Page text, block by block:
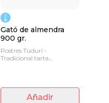
Gató de almendra
900 gr.
Postres Tudurí -
Tradicional tarta
Añadir